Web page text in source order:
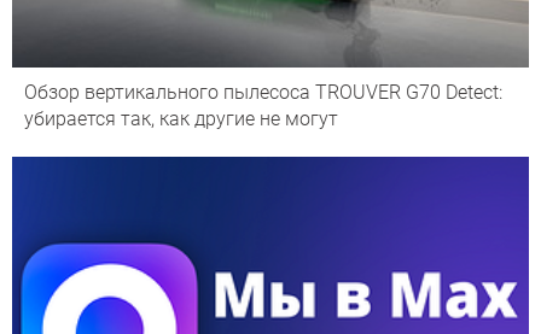
Обзор вертикального пылесоса TROUVER G70 Detect:
убирается так, как другие не могут